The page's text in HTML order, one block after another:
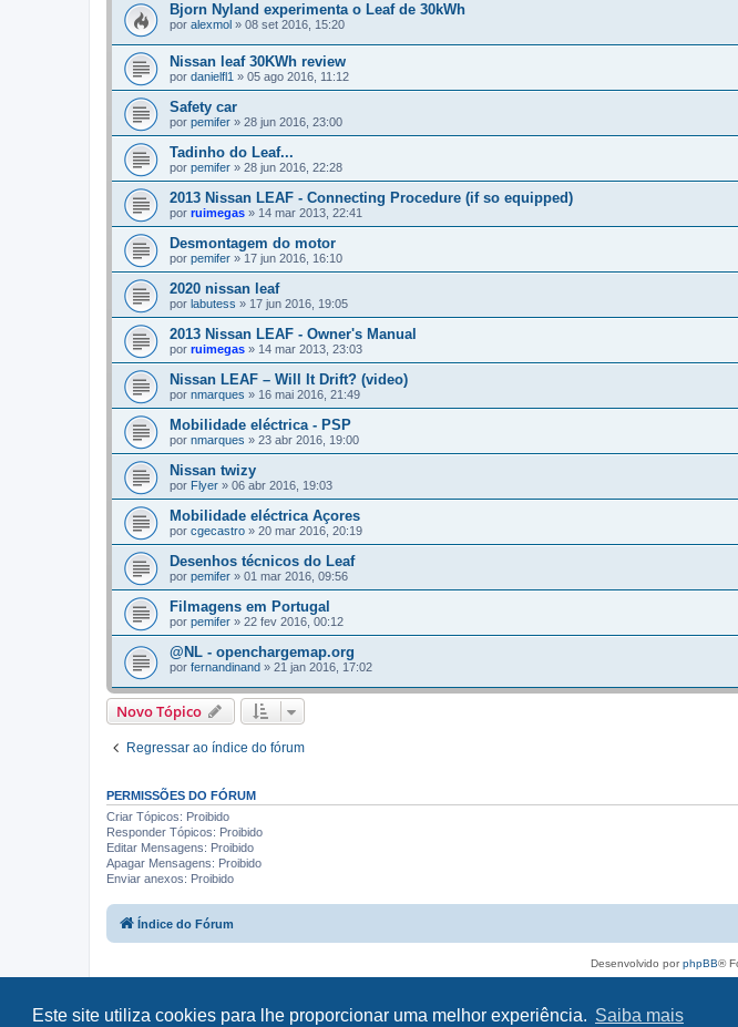
Este site utiliza cookies para lhe proporcionar uma melhor experiência. Saiba mais
Bjorn Nyland experimenta o Leaf de 30kWh
por alexmol » 08 set 2016, 15:20
Nissan leaf 30KWh review
por danielfl1 » 05 ago 2016, 11:12
Safety car
por pemifer » 28 jun 2016, 23:00
Tadinho do Leaf...
por pemifer » 28 jun 2016, 22:28
2013 Nissan LEAF - Connecting Procedure (if so equipped)
por ruimegas » 14 mar 2013, 22:41
Desmontagem do motor
por pemifer » 17 jun 2016, 16:10
2020 nissan leaf
por labutess » 17 jun 2016, 19:05
2013 Nissan LEAF - Owner's Manual
por ruimegas » 14 mar 2013, 23:03
Nissan LEAF – Will It Drift? (video)
por nmarques » 16 mai 2016, 21:49
Mobilidade eléctrica - PSP
por nmarques » 23 abr 2016, 19:00
Nissan twizy
por Flyer » 06 abr 2016, 19:03
Mobilidade eléctrica Açores
por cgecastro » 20 mar 2016, 20:19
Desenhos técnicos do Leaf
por pemifer » 01 mar 2016, 09:56
Filmagens em Portugal
por pemifer » 22 fev 2016, 00:12
@NL - openchargemap.org
por fernandinand » 21 jan 2016, 17:02
Novo Tópico
Regressar ao índice do fórum
PERMISSÕES DO FÓRUM
Criar Tópicos: Proibido
Responder Tópicos: Proibido
Editar Mensagens: Proibido
Apagar Mensagens: Proibido
Enviar anexos: Proibido
Índice do Fórum
Desenvolvido porphpBB®